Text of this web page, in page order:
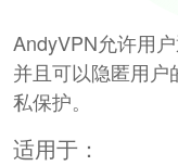
AndyVPN允许用
并且可以隐匿用
私保护。
适用于：